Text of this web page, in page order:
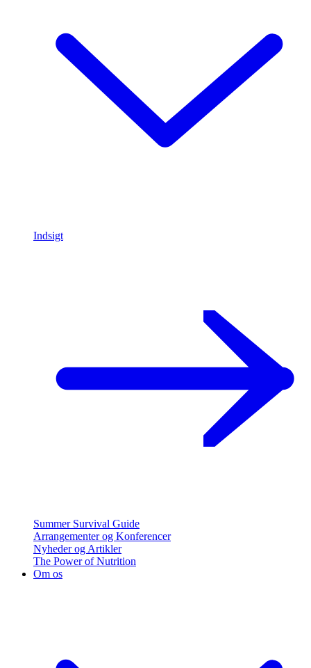
Indsigt
Summer Survival Guide
Arrangementer og Konferencer
Nyheder og Artikler
The Power of Nutrition
Om os